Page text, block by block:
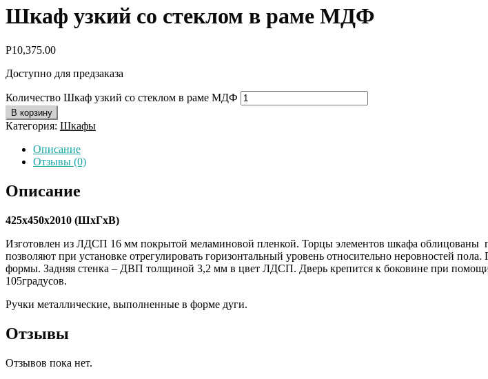
Шкаф узкий со стеклом в раме МДФ
Р10,375.00
Доступно для предзаказа
Количество Шкаф узкий со стеклом в раме МДФ
В корзину
Категория: Шкафы
Описание
Отзывы (0)
Описание
425х450х2010 (ШхГхВ)
Изготовлен из ЛДСП 16 мм покрытой меламиновой пленкой. Торцы элементов шкафа
позволяют при установке отрегулировать горизонтальный уровень относительно неровностей
формы. Задняя стенка – ДВП толщиной 3,2 мм в цвет ЛДСП. Дверь крепится к боковине при
105градусов.
Ручки металлические, выполненные в форме дуги.
Отзывы
Отзывов пока нет.